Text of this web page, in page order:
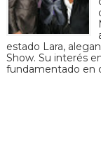
estado Lara,
Show. Su interés
fundamentado en